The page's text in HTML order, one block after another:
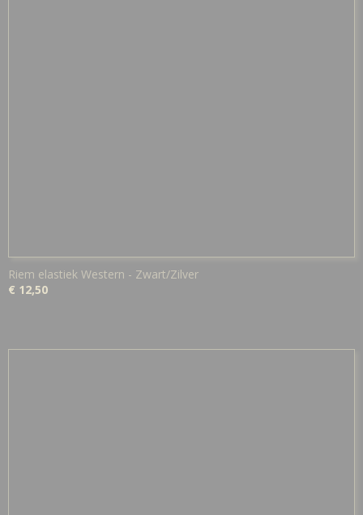
Riem elastiek Western - Zwart/Zilver
€ 12,50